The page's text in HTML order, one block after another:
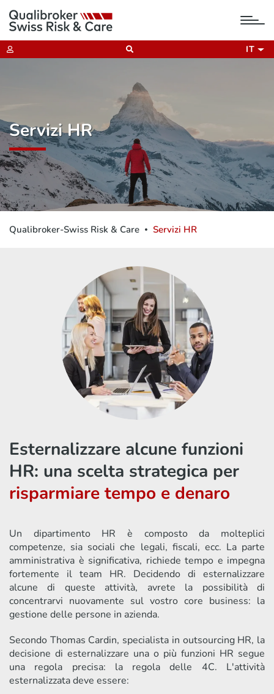
IT
Servizi HR
Qualibroker-Swiss Risk & Care Servizi HR
Esternalizzare alcune funzioni
HR: una scelta strategica per
risparmiare tempo e denaro
Un dipartimento HR è composto da molteplici
competenze, sia sociali che legali, fiscali, ecc. La parte
amministrativa è significativa, richiede tempo e impegna
fortemente il team HR. Decidendo di esternalizzare
alcune di queste attività, avrete la possibilità di
concentrarvi nuovamente sul vostro core business: la
gestione delle persone in azienda.
Secondo Thomas Cardin, specialista in outsourcing HR, la
decisione di esternalizzare una o più funzioni HR segue
una regola precisa: la regola delle 4C. L'attività
esternalizzata deve essere: